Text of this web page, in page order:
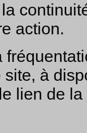
action.
site, à
lien de